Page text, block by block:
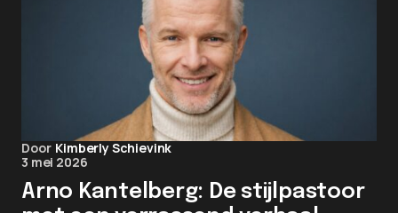
Door Kimberly Schievink
3 mei 2026
Arno Kantelberg: De stijlpastoor